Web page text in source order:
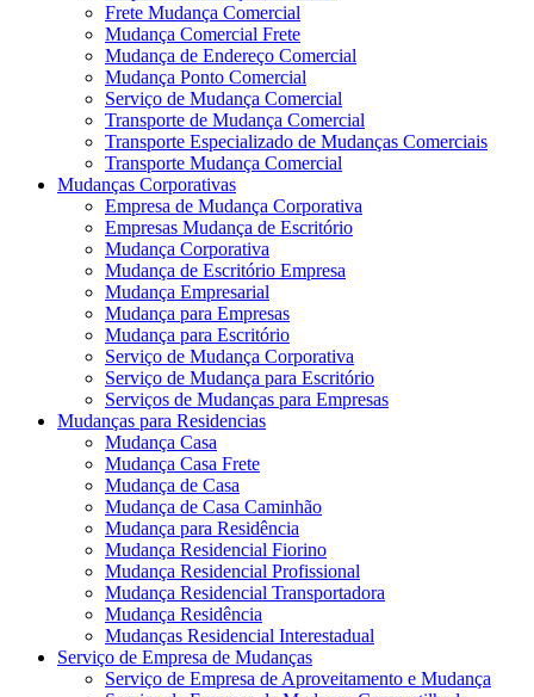
Frete Mudança Comercial
Mudança Comercial Frete
Mudança de Endereço Comercial
Mudança Ponto Comercial
Serviço de Mudança Comercial
Transporte de Mudança Comercial
Transporte Especializado de Mudanças Comerciais
Transporte Mudança Comercial
Mudanças Corporativas
Empresa de Mudança Corporativa
Empresas Mudança de Escritório
Mudança Corporativa
Mudança de Escritório Empresa
Mudança Empresarial
Mudança para Empresas
Mudança para Escritório
Serviço de Mudança Corporativa
Serviço de Mudança para Escritório
Serviços de Mudanças para Empresas
Mudanças para Residencias
Mudança Casa
Mudança Casa Frete
Mudança de Casa
Mudança de Casa Caminhão
Mudança para Residência
Mudança Residencial Fiorino
Mudança Residencial Profissional
Mudança Residencial Transportadora
Mudança Residência
Mudanças Residencial Interestadual
Serviço de Empresa de Mudanças
Serviço de Empresa de Aproveitamento e Mudança